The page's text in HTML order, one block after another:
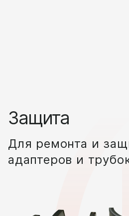
Защита
Для ремонта и
адаптеров и